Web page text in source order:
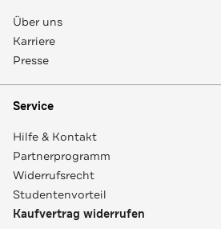
Über uns
Karriere
Presse
Service
Hilfe & Kontakt
Partnerprogramm
Widerrufsrecht
Studentenvorteil
Kaufvertrag widerrufen